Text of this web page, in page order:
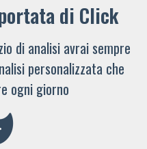
di Click
di analisi avrai sempre
personalizzata che
ogni giorno